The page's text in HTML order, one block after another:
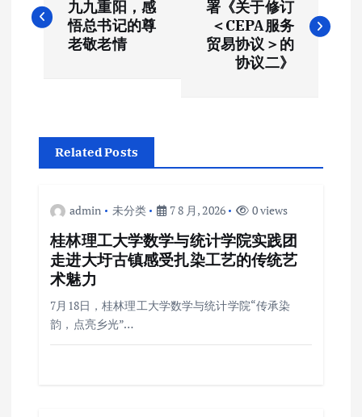
章
九九重阳，感
悟总书记的尊
老敬老情
署《关于修订
＜CEPA服务
贸易协议＞的
协议二》
Related Posts
admin 未分类 7 8 月, 2026 0 views
桂林理工大学数学与统计学院实践团
走进大圩古镇感受扎染工艺的传统艺
术魅力
7月18日，桂林理工大学数学与统计学院“传承染
韵，点亮乡光”…